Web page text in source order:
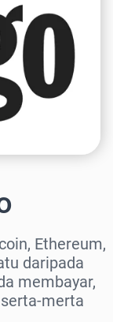
Ethereum,
daripada
membayar,
merta